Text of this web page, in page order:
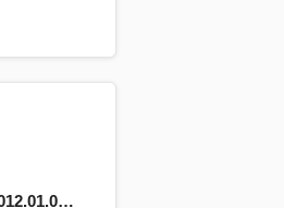
師大路的啤酒罐--------2012.01.06 Live@地下社會